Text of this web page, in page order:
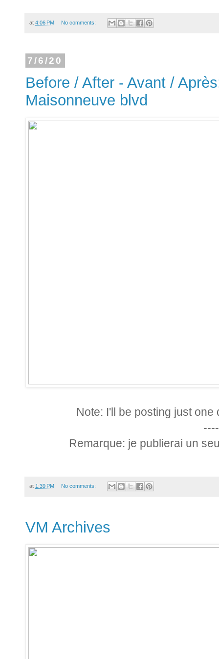
at 4:06 PM No comments:
7/6/20
Before / After - Avant /
Maisonneuve blvd
Note: I'll be posting just
Remarque: je publierai un
at 1:39 PM No comments:
VM Archives